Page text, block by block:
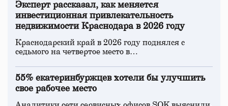
Эксперт рассказал, как меняется
инвестиционная привлекательность
недвижимости Краснодара в 2026 году
Краснодарский край в 2026 году поднялся с
седьмого на четвертое место в…
55% екатеринбуржцев хотели бы улучшить
свое рабочее место